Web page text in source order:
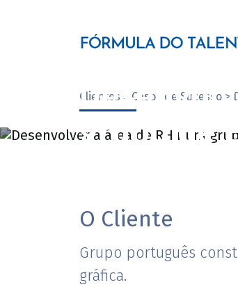
Clientes > Casos de Sucesso
grupo de
O Cliente
Grupo português
gráfica.